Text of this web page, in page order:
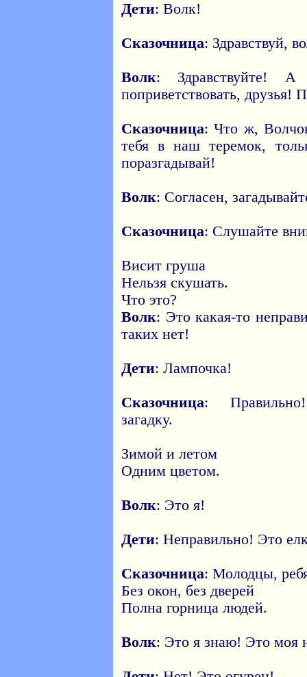
Дети: Волк!
Сказочница: Здравствуй,
Волк: Здравствуйте!
поприветствовать, друзья!
Сказочница: Что ж,
тебя в наш теремок,
поразгадывай!
Волк: Согласен,
Сказочница: Слушайте
Висит груша
Нельзя скушать.
Что это?
Волк: Это какая-то
таких нет!
Дети: Лампочка!
Сказочница:
загадку.
Зимой и летом
Одним цветом.
Волк: Это я!
Дети: Неправильно! Это
Сказочница: Молодцы,
Без окон, без дверей
Полна горница людей.
Волк: Это я знаю! Это моя